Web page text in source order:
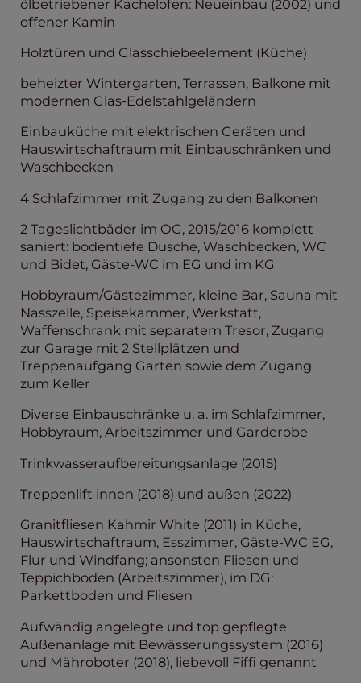
ölbetriebener Kachelofen: Neueinbau (2002) und
offener Kamin
Holztüren und Glasschiebeelement (Küche)
beheizter Wintergarten, Terrassen, Balkone mit
modernen Glas-Edelstahlgeländern
Einbauküche mit elektrischen Geräten und
Hauswirtschaftraum mit Einbauschränken und
Waschbecken
4 Schlafzimmer mit Zugang zu den Balkonen
2 Tageslichtbäder im OG, 2015/2016 komplett
saniert: bodentiefe Dusche, Waschbecken, WC
und Bidet, Gäste-WC im EG und im KG
Hobbyraum/Gästezimmer, kleine Bar, Sauna mit
Nasszelle, Speisekammer, Werkstatt,
Waffenschrank mit separatem Tresor, Zugang
zur Garage mit 2 Stellplätzen und
Treppenaufgang Garten sowie dem Zugang
zum Keller
Diverse Einbauschränke u. a. im Schlafzimmer,
Hobbyraum, Arbeitszimmer und Garderobe
Trinkwasseraufbereitungsanlage (2015)
Treppenlift innen (2018) und außen (2022)
Granitfliesen Kahmir White (2011) in Küche,
Hauswirtschaftraum, Esszimmer, Gäste-WC EG,
Flur und Windfang; ansonsten Fliesen und
Teppichboden (Arbeitszimmer), im DG:
Parkettboden und Fliesen
Aufwändig angelegte und top gepflegte
Außenanlage mit Bewässerungssystem (2016)
und Mähroboter (2018), liebevoll Fiffi genannt